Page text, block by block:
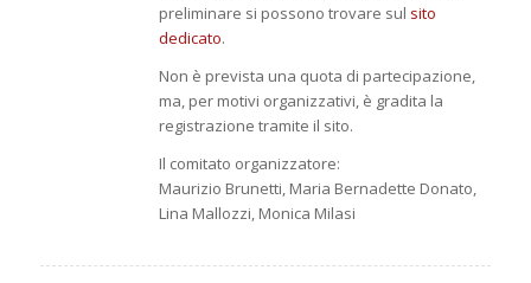
preliminare si possono trovare sul sito
dedicato.
Non è prevista una quota di partecipazione,
ma, per motivi organizzativi, è gradita la
registrazione tramite il sito.
Il comitato organizzatore:
Maurizio Brunetti, Maria Bernadette Donato,
Lina Mallozzi, Monica Milasi